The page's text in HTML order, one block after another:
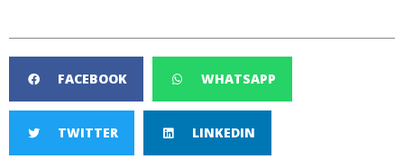
FACEBOOK WHATSAPP
TWITTER LINKEDIN